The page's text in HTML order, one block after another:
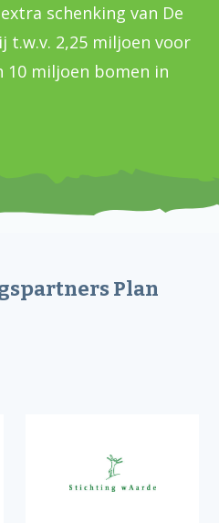
schenking van De
t.w.v. 2,25 miljoen voor
10 miljoen bomen in
Plan